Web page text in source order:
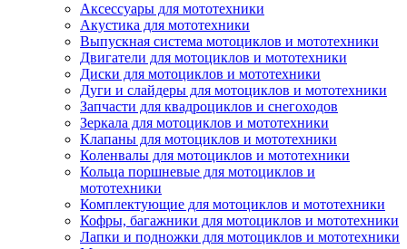
Аксессуары для мототехники
Акустика для мототехники
Выпускная система мотоциклов и мототехники
Двигатели для мотоциклов и мототехники
Диски для мотоциклов и мототехники
Дуги и слайдеры для мотоциклов и мототехники
Запчасти для квадроциклов и снегоходов
Зеркала для мотоциклов и мототехники
Клапаны для мотоциклов и мототехники
Коленвалы для мотоциклов и мототехники
Кольца поршневые для мотоциклов и
мототехники
Комплектующие для мотоциклов и мототехники
Кофры, багажники для мотоциклов и мототехники
Лапки и подножки для мотоциклов и мототехники